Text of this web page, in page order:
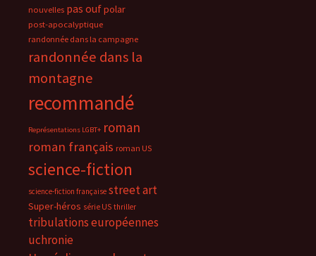
nouvelles pas oufpolar
post-apocalyptique
randonnée dans la campagne
randonnée dans la
montagne
recommandé
Représentations LGBT+ roman
roman français roman US
science-fiction
science-fiction française street art
Super-héros série US thriller
tribulations européennes
uchronie